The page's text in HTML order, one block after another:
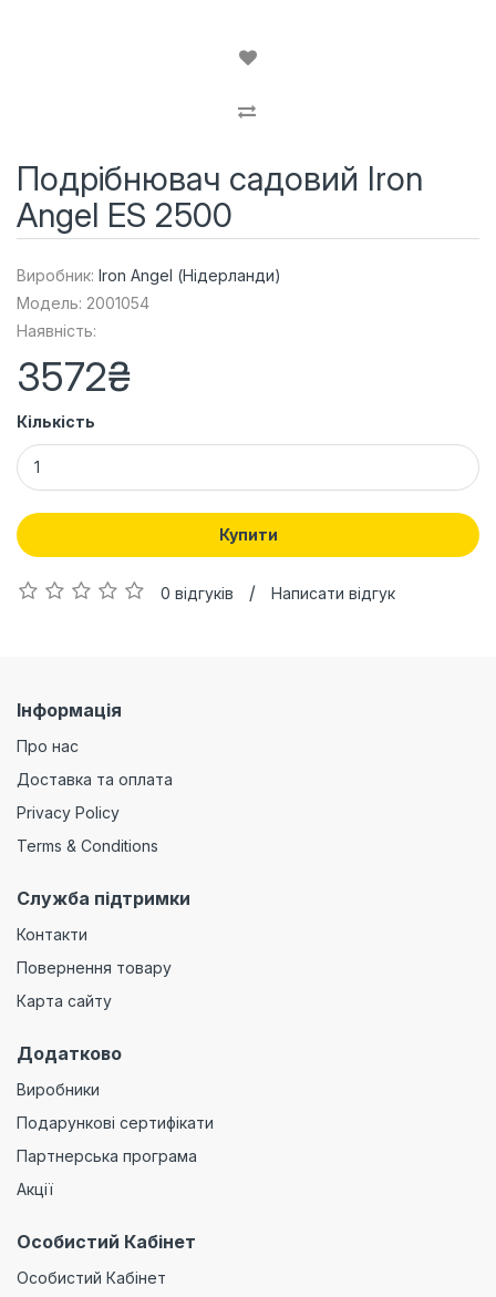
Подрібнювач садовий Iron
Angel ES 2500
Виробник: Iron Angel (Нідерланди)
Модель: 2001054
Наявність:
3572₴
Кількість
Купити
0 відгуків / Написати відгук
Інформація
Про нас
Доставка та оплата
Privacy Policy
Terms & Conditions
Служба підтримки
Контакти
Повернення товару
Карта сайту
Додатково
Виробники
Подарункові сертифікати
Партнерська програма
Акції
Особистий Кабінет
Особистий Кабінет